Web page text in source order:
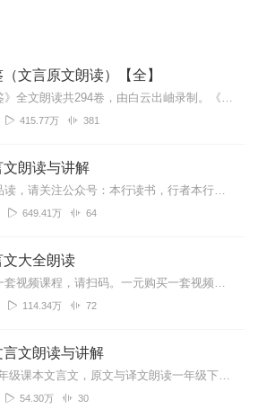
文言原文朗读）【全】
《资治通鉴》全文朗读共294卷，由白云出岫录制。《资治通鉴》是由北宋司马光主编的一部多卷本编年体史书，共294卷，历时19年完成。编者总结出许多经验教训，供统治...
415.77万 381
文朗读与讲解
更多经典品读，请关注公众号：本行读书，行者本行伴您一起成长！七年级上册咏雪《世说新语》陈太丘与友期行《世说新语》《论语》十二章诫子书(诸葛亮)狼(蒲松龄)穿井得...
649.41万 64
文大全朗读
一元购买一套视频课程，请扫码。一元购买一套视频课程，请扫码。语文、数学、英语、Chinese、武术免费指导。联系人Contacts：鲜勇翔老师（Leon）...
114.34万 72
言文朗读与讲解
小学生1-6年级课本文言文，原文与译文朗读一年级下册人之初(王应麟)三年级上册司马光三年级下册守株待兔四年级上册精卫填海王戎不取道旁李四年级下册囊萤夜读铁杵成针...
54.30万 30